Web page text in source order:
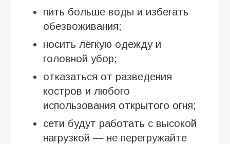
пить больше воды и избегать
обезвоживания;
носить лёгкую одежду и
головной убор;
отказаться от разведения
костров и любого
использования открытого огня;
сети будут работать с высокой
нагрузкой — не перегружайте